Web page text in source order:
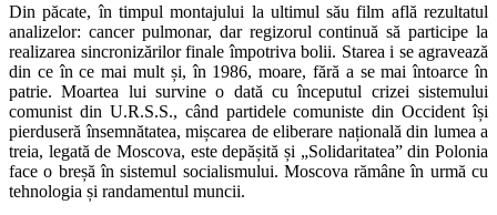
Din păcate, în timpul montajului la ultimul său film află rezultatul
analizelor: cancer pulmonar, dar regizorul continuă să participe la
realizarea sincronizărilor finale împotriva bolii. Starea i se agravează
din ce în ce mai mult și, în 1986, moare, fără a se mai întoarce în
patrie. Moartea lui survine o dată cu începutul crizei sistemului
comunist din U.R.S.S., când partidele comuniste din Occident își
pierduseră însemnătatea, mișcarea de eliberare națională din lumea a
treia, legată de Moscova, este depășită și „Solidaritatea” din Polonia
face o breșă în sistemul socialismului. Moscova rămâne în urmă cu
tehnologia și randamentul muncii.